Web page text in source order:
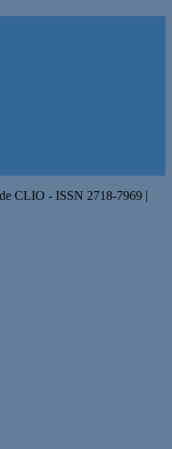
CLIO - ISSN 2718-7969 |